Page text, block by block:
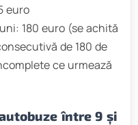
euro
180 euro (se achită
de 180 de
ce urmează
între 9 și